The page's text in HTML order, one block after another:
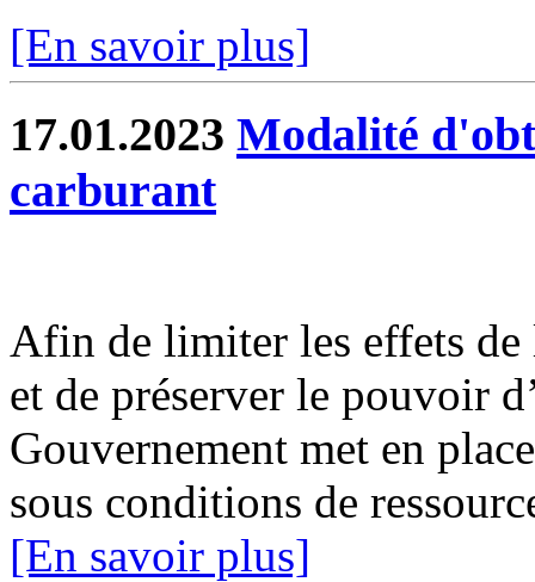
[En savoir plus]
17.01.2023 Modalité
carburant
Afin de limiter les effets de
et de préserver le pouvoir
Gouvernement met en
sous conditions de
[En savoir plus]